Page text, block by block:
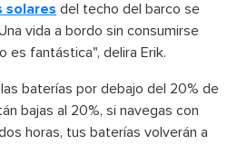
solares del techo del barco se
vida a bordo sin consumirse
es fantástica", delira Erik.
baterías por debajo del 20% de
bajas al 20%, si navegas con
horas, tus baterías volverán a